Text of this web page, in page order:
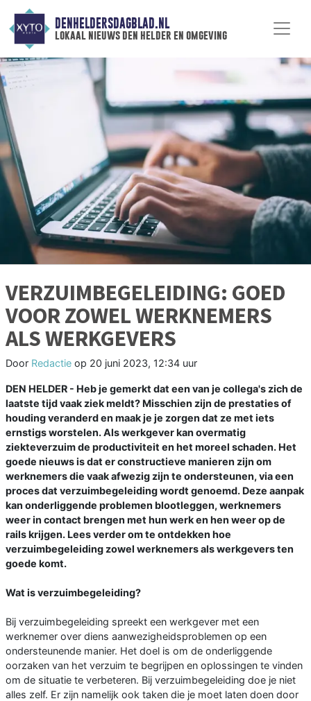
DENHELDERSDAGBLAD.NL
lokaal nieuws den helder en omgeving
VERZUIMBEGELEIDING: GOED
VOOR ZOWEL WERKNEMERS
ALS WERKGEVERS
Door Redactie op 20 juni 2023, 12:34 uur
DEN HELDER - Heb je gemerkt dat een van je collega's zich de
laatste tijd vaak ziek meldt? Misschien zijn de prestaties of
houding veranderd en maak je je zorgen dat ze met iets
ernstigs worstelen. Als werkgever kan overmatig
ziekteverzuim de productiviteit en het moreel schaden. Het
goede nieuws is dat er constructieve manieren zijn om
werknemers die vaak afwezig zijn te ondersteunen, via een
proces dat verzuimbegeleiding wordt genoemd. Deze aanpak
kan onderliggende problemen blootleggen, werknemers
weer in contact brengen met hun werk en hen weer op de
rails krijgen. Lees verder om te ontdekken hoe
verzuimbegeleiding zowel werknemers als werkgevers ten
goede komt.
Wat is verzuimbegeleiding?
Bij verzuimbegeleiding spreekt een werkgever met een
werknemer over diens aanwezigheidsproblemen op een
ondersteunende manier. Het doel is om de onderliggende
oorzaken van het verzuim te begrijpen en oplossingen te vinden
om de situatie te verbeteren. Bij verzuimbegeleiding doe je niet
alles zelf. Er zijn namelijk ook taken die je moet laten doen door